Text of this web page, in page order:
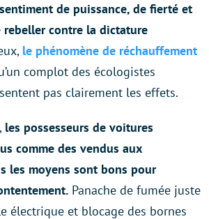
de puissance, de fierté et
rebeller contre la dictature
le phénomène de réchauffement
complot des écologistes
pas clairement les effets.
les possesseurs de voitures
comme des vendus aux
les moyens sont bons pour
Panache de fumée juste
électrique et blocage des bornes